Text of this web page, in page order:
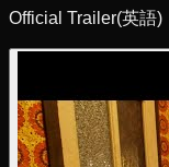
Official Trailer(英語)